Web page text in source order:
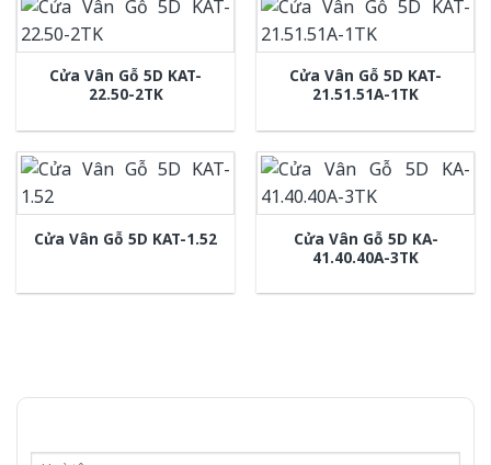
Cửa Vân Gỗ 5D KAT-
22.50-2TK
Cửa Vân Gỗ 5D KAT-
21.51.51A-1TK
Cửa Vân Gỗ 5D KAT-1.52
Cửa Vân Gỗ 5D KA-
41.40.40A-3TK